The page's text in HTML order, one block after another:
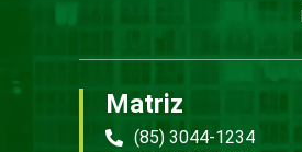
Matriz
(85) 3044-1234